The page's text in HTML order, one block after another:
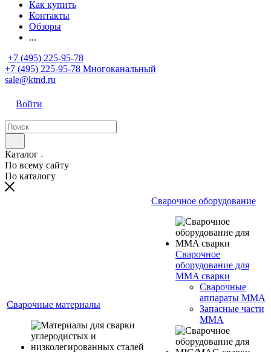
Как купить
Контакты
Обзоры
...
+7 (495) 225-95-78
+7 (495) 225-95-78 Многоканальный
sale@ktnd.ru
Войти
Каталог
По всему сайту
По каталогу
Сварочные материалы
Сварочное оборудование
Сварочное
оборудование для
MMA сварки
Сварочные
аппараты MMA
Запасные части
MMA